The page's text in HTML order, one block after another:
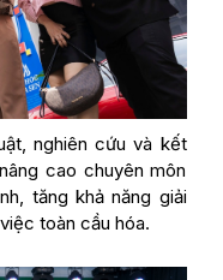
nghiên cứu và kết
cao chuyên môn
tăng khả năng giải
toàn cầu hóa.